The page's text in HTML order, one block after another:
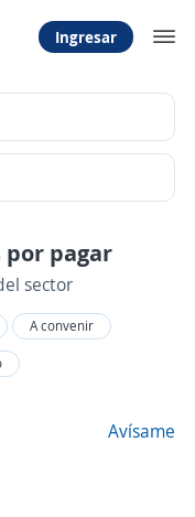
Ingresar
pagar
sector
A convenir
Avísame